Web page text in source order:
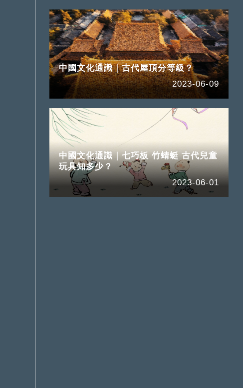
中國文化通識｜古代屋頂分等級？
2023-06-09
中國文化通識｜七巧板 竹蜻蜓 古代兒童
玩具知多少？
2023-06-01